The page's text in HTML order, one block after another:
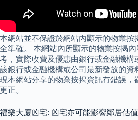
本網站並不保證於網站內顯示的物業按
全準確。 本網站內所顯示的物業按揭
考，實際收費及優惠由銀行或金融機構
該銀行或金融機構或公司最新發放的資
現本網站分享的物業按揭資訊有錯誤，
更正。
福樂大廈凶宅: 凶宅亦可能影響鄰居估